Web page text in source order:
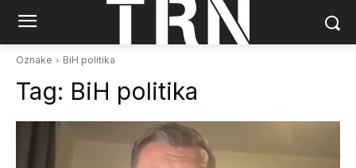
Oznake BiH politika
Tag: BiH politika